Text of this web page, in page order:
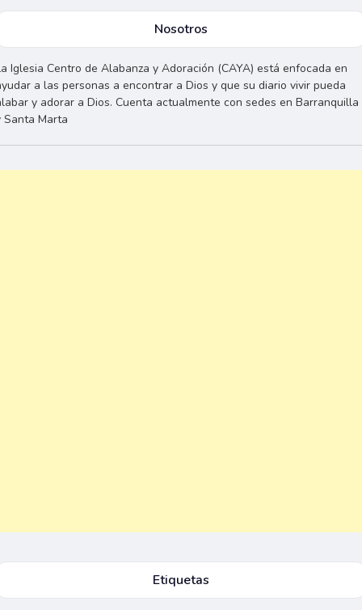
Nosotros
Iglesia Centro de Alabanza y Adoración (CAYA) está enfocada en
a las personas a encontrar a Dios y que su diario vivir pueda
y adorar a Dios. Cuenta actualmente con sedes en Barranquilla
Santa Marta
Etiquetas